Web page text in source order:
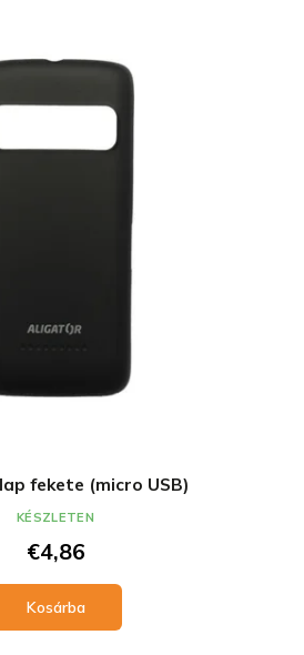
fekete (micro USB)
€4,86
Kosárba
KÉSZLETEN